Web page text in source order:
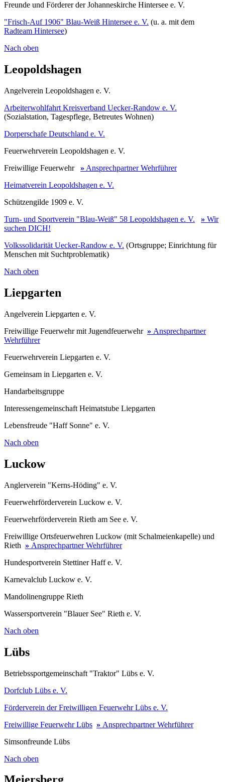
Freunde und Förderer der Johanneskirche Hintersee e. V.
"Frisch-Auf 1906" Blau-Weiß Hintersee e. V. (u. a. mit dem
Radteam Hintersee)
Nach oben
Leopoldshagen
Angelverein Leopoldshagen e. V.
Arbeiterwohlfahrt Kreisverband Uecker-Randow e. V.
(Sozialstation, Tagespflege, Betreutes Wohnen)
Dorperschafe Deutschland e. V.
Feuerwehrverein Leopoldshagen e. V.
Freiwillige Feuerwehr » Ansprechpartner Wehrführer
Heimatverein Leopoldshagen e. V.
Schützengilde 1909 e. V.
Turn- und Sportverein "Blau-Weiß" 58 Leopoldshagen e. V.
» Wir
suchen DICH!
Volkssolidarität Uecker-Randow e. V. (Ortsgruppe; Einrichtung für
Menschen mit Suchtproblematik)
Nach oben
Liepgarten
Angelverein Liepgarten e. V.
Freiwillige Feuerwehr mit Jugendfeuerwehr » Ansprechpartner
Wehrführer
Feuerwehrverein Liepgarten e. V.
Gemeinsam in Liepgarten e. V.
Handarbeitsgruppe
Interessengemeinschaft Heimatstube Liepgarten
Lebensfreude "Haff Sonne" e. V.
Nach oben
Luckow
Anglerverein "Kerns-Höding" e. V.
Feuerwehrförderverein Luckow e. V.
Feuerwehrförderverein Rieth am See e. V.
Freiwillige Ortsfeuerwehren Luckow (mit Schalmeienkapelle) und
Rieth » Ansprechpartner Wehrführer
Hundesportverein Stettiner Haff e. V.
Karnevalclub Luckow e. V.
Mandolinengruppe Rieth
Wassersportverein "Blauer See" Rieth e. V.
Nach oben
Lübs
Betriebssportgemeinschaft "Traktor" Lübs e. V.
Dorfclub Lübs e. V.
Förderverein der Freiwilligen Feuerwehr Lübs e. V.
Freiwillige Feuerwehr Lübs » Ansprechpartner Wehrführer
Simsonfreunde Lübs
Nach oben